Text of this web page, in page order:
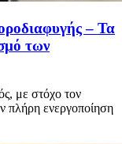
– Τα
των
με στόχο τον
πλήρη ενεργοποίηση